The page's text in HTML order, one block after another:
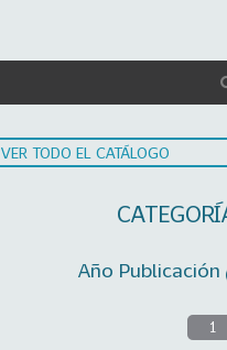
VER TODO EL CATÁLOGO
Año Publicación
1